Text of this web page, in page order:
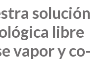
solución
libre
vapor y co-